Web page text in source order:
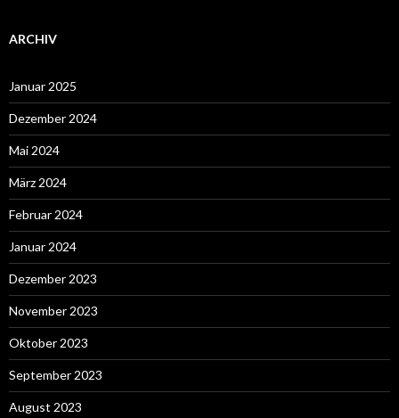
ARCHIV
Januar 2025
Dezember 2024
Mai 2024
März 2024
Februar 2024
Januar 2024
Dezember 2023
November 2023
Oktober 2023
September 2023
August 2023